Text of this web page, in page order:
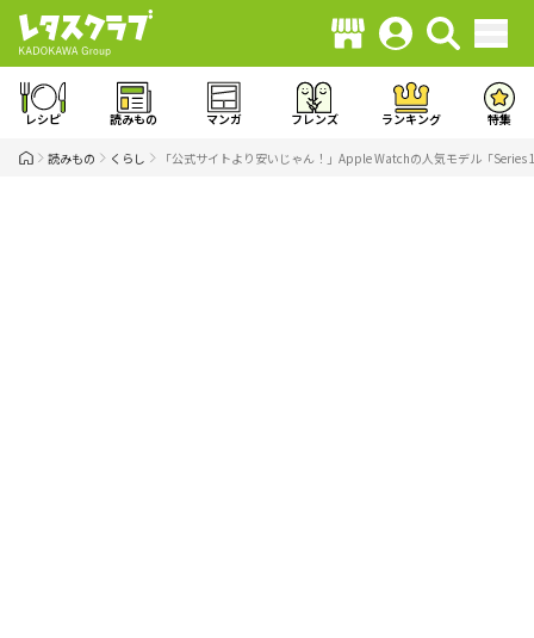
レシピ 読みもの マンガ フレンズ ランキング 特集
読みもの くらし 「公式サイトより安いじゃん！」Apple Watchの人気モデル「